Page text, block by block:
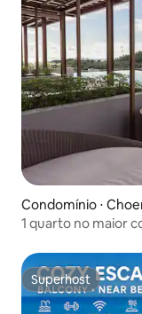
Condomínio ⋅
1 quarto no maior
Superhost
Superhost